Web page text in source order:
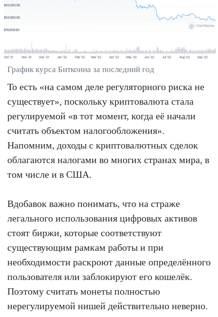
График курса Биткоина за последний год
То есть «на самом деле регуляторного риска не
существует», поскольку криптовалюта стала
регулируемой «в тот момент, когда её начали
считать объектом налогообложения».
Напомним, доходы с криптовалютных сделок
облагаются налогами во многих странах мира, в
том числе и в США.
Вдобавок важно понимать, что на страже
легального использования цифровых активов
стоят биржи, которые соответствуют
существующим рамкам работы и при
необходимости раскроют данные определённого
пользователя или заблокируют его кошелёк.
Поэтому считать монеты полностью
нерегулируемой нишей действительно неверно.